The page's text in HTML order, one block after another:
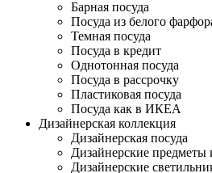
Барная посуда
Посуда из белого
Темная посуда
Посуда в кредит
Однотонная посуда
Посуда в рассрочку
Пластиковая посуда
Посуда как в ИКЕА
Дизайнерская коллекция
Дизайнерская посуда
Дизайнерские предметы
Дизайнерские